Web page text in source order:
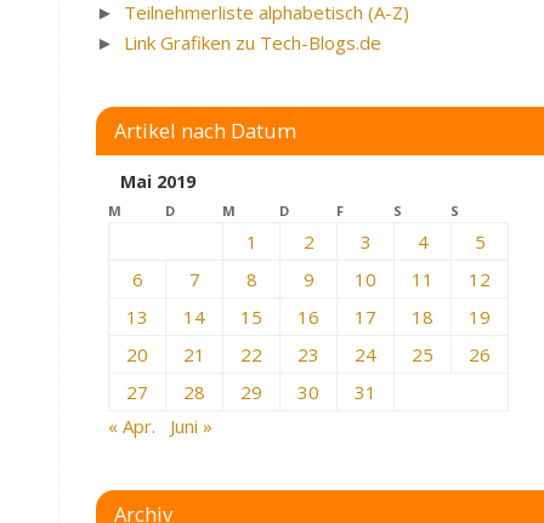
► Teilnehmerliste alphabetisch (A-Z)
► Link Grafiken zu Tech-Blogs.de
Artikel nach Datum
Mai 2019
M D M D F S S
1 2 3 4
5
6
7 8 9 10 11
12
13
14 15 16 17 18
19
20
21 22 23 24 25
26
27
28 29 30
31
« Apr.
Juni »
Archiv